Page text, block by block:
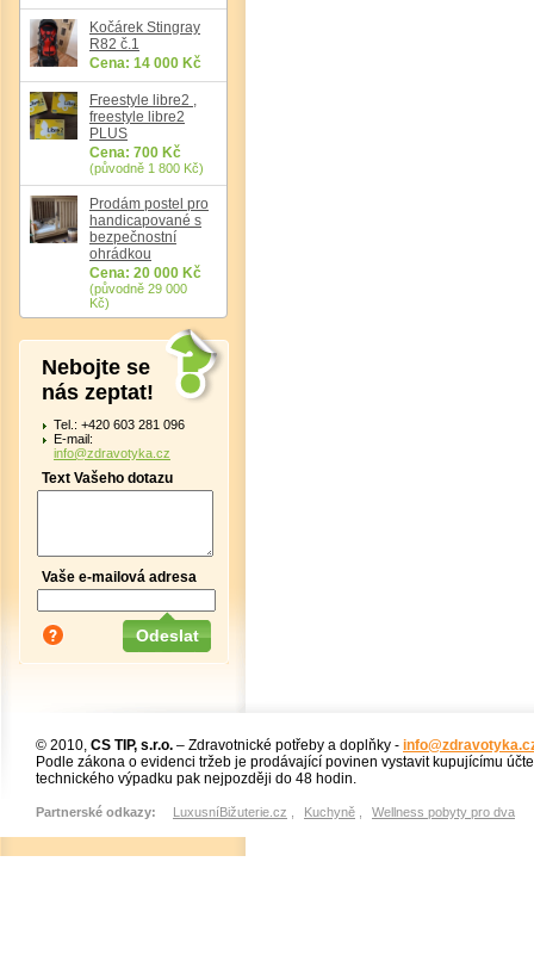
Kočárek Stingray
R82 č.1
Cena: 14 000 Kč
Freestyle libre2 ,
freestyle libre2
PLUS
Cena: 700 Kč
(původně 1 800 Kč)
Prodám postel pro
handicapované s
bezpečnostní
ohrádkou
Cena: 20 000 Kč
(původně 29 000
Kč)
Nebojte se
nás zeptat!
Tel.: +420 603 281 096
E-mail:
info@zdravotyka.cz
Text Vašeho dotazu
Vaše e-mailová adresa
© 2010, CS TIP, s.r.o. – Zdravotnické potřeby a doplňky -
Podle zákona o evidenci tržeb je prodávající povinen vystavit kupujícímu
technického výpadku pak nejpozději do 48 hodin.
Partnerské odkazy: LuxusníBižuterie.cz Kuchyně Wellness pobyty pro dva